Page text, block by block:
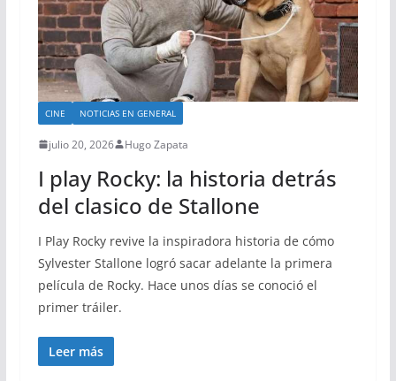
CINE NOTICIAS EN GENERAL
julio 20, 2026 Hugo Zapata
I play Rocky: la historia detrás
del clasico de Stallone
I Play Rocky revive la inspiradora historia de cómo
Sylvester Stallone logró sacar adelante la primera
película de Rocky. Hace unos días se conoció el
primer tráiler.
Leer más